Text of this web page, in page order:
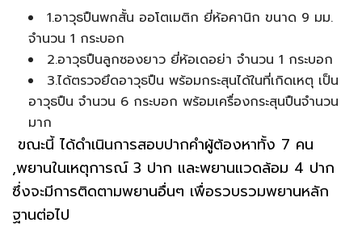
1.อาวุธปืนพกสั้น ออโตเมติก ยี่ห้อคานิก ขนาด 9 มม.
จำนวน 1 กระบอก
2.อาวุธปืนลูกซองยาว ยี่ห้อเดอย่า จำนวน 1 กระบอก
3.ได้ตรวจยึดอาวุธปืน พร้อมกระสุนได้ในที่เกิดเหตุ เป็น
อาวุธปืน จำนวน 6 กระบอก พร้อมเครื่องกระสุนปืนจำนวน
มาก
ขณะนี้ ได้ดำเนินการสอบปากคำผู้ต้องหาทั้ง 7 คน
,พยานในเหตุการณ์ 3 ปาก และพยานแวดล้อม 4 ปาก
ซึ่งจะมีการติดตามพยานอื่นๆ เพื่อรวบรวมพยานหลัก
ฐานต่อไป